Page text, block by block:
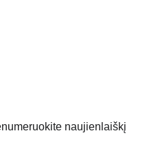
naujienlaiškį